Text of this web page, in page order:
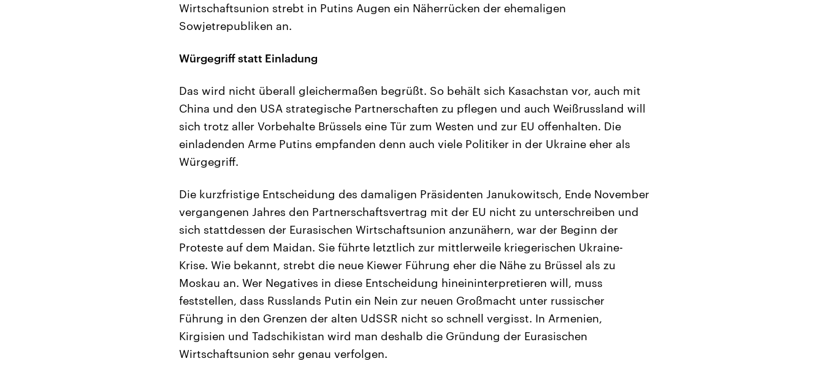
Wirtschaftsunion strebt in Putins Augen ein Näherrücken der ehemaligen
Sowjetrepubliken an.
Würgegriff statt Einladung
Das wird nicht überall gleichermaßen begrüßt. So behält sich Kasachstan vor, auch mit
China und den USA strategische Partnerschaften zu pflegen und auch Weißrussland will
sich trotz aller Vorbehalte Brüssels eine Tür zum Westen und zur EU offenhalten. Die
einladenden Arme Putins empfanden denn auch viele Politiker in der Ukraine eher als
Würgegriff.
Die kurzfristige Entscheidung des damaligen Präsidenten Janukowitsch, Ende November
vergangenen Jahres den Partnerschaftsvertrag mit der EU nicht zu unterschreiben und
sich stattdessen der Eurasischen Wirtschaftsunion anzunähern, war der Beginn der
Proteste auf dem Maidan. Sie führte letztlich zur mittlerweile kriegerischen Ukraine-
Krise. Wie bekannt, strebt die neue Kiewer Führung eher die Nähe zu Brüssel als zu
Moskau an. Wer Negatives in diese Entscheidung hineininterpretieren will, muss
feststellen, dass Russlands Putin ein Nein zur neuen Großmacht unter russischer
Führung in den Grenzen der alten UdSSR nicht so schnell vergisst. In Armenien,
Kirgisien und Tadschikistan wird man deshalb die Gründung der Eurasischen
Wirtschaftsunion sehr genau verfolgen.